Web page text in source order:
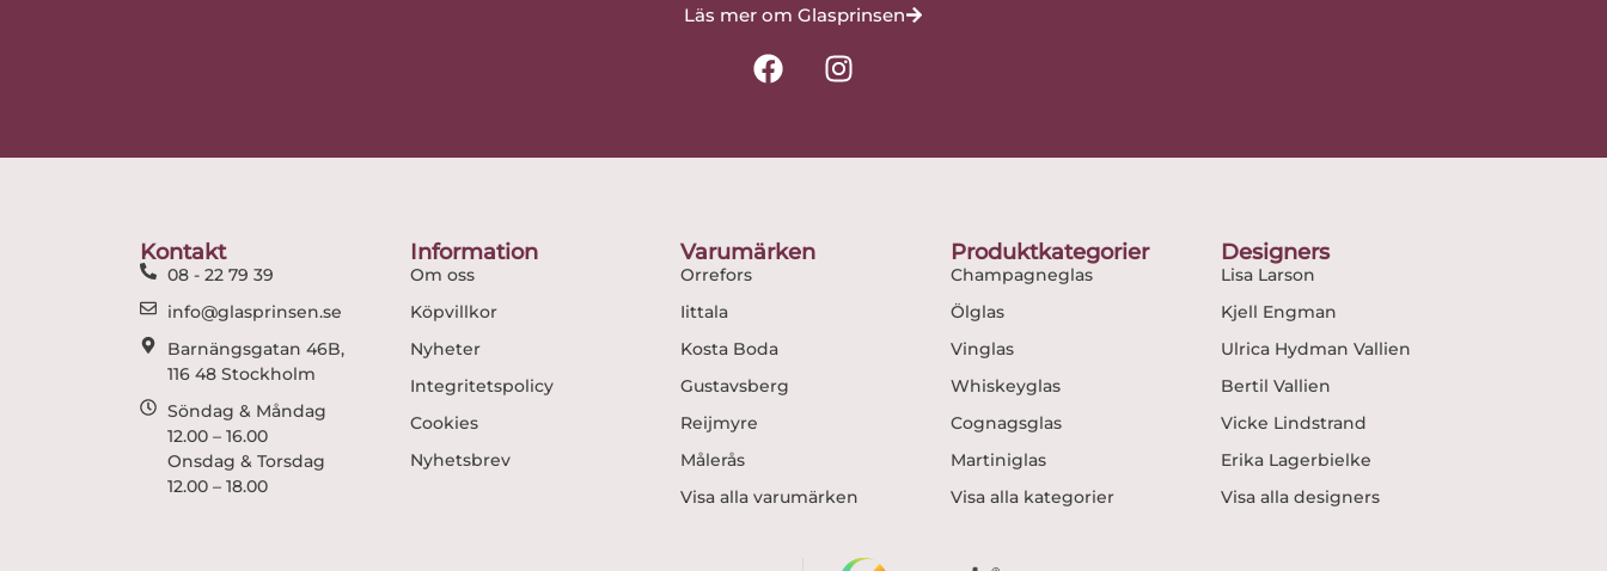
Läs mer om Glasprinsen
F
a
k
I
n
Kontakt
08 - 22 79 39
info@glasprinsen.se
Barnängsgatan 46B,
116 48 Stockholm
Söndag & Måndag
12.00 – 16.00
Onsdag & Torsdag
12.00 – 18.00
Information
Om oss
Köpvillkor
Nyheter
Integritetspolicy
Cookies
Nyhetsbrev
Varumärken
Orrefors
Iittala
Kosta Boda
Gustavsberg
Reijmyre
Målerås
Visa alla varumärken
Produktkategorier
Champagneglas
Ölglas
Vinglas
Whiskeyglas
Cognagsglas
Martiniglas
Visa alla kategorier
Designers
Lisa Larson
Kjell Engman
Ulrica Hydman Vallien
Bertil Vallien
Vicke Lindstrand
Erika Lagerbielke
Visa alla designers